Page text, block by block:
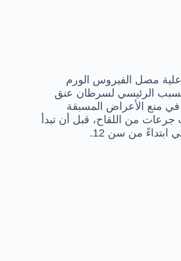
مصل الفيروس الورم
الرئيسي لسرطان عنق
بنسبة 100% في منع الأعراض المسبقة
من اللقاح، قبل أن تبدأ
ابتداءً من سن 12.